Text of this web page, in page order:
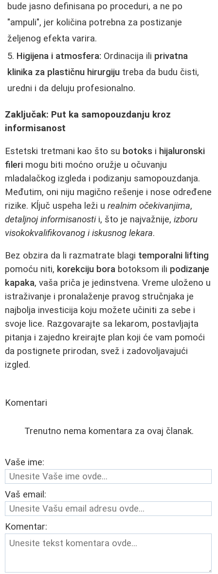
bude jasno definisana po proceduri, a ne po
"ampuli", jer količina potrebna za postizanje
željenog efekta varira.
Higijena i atmosfera: Ordinacija ili privatna
klinika za plastičnu hirurgiju treba da budu čisti,
uredni i da deluju profesionalno.
Zaključak: Put ka samopouzdanju kroz
informisanost
Estetski tretmani kao što su botoks i hijaluronski
fileri mogu biti moćno oružje u očuvanju
mladalačkog izgleda i podizanju samopouzdanja.
Međutim, oni niju magično rešenje i nose određene
rizike. Kĺjuč uspeha leži u realnim očekivanjima,
detaljnoj informisanostii, što je najvažnije, izboru
visokokvalifikovanog i iskusnog lekara.
Bez obzira da li razmatrate blagi temporalni lifting
pomoću niti, korekciju bora botoksom ili podizanje
kapaka, vaša priča je jedinstvena. Vreme uloženo u
istraživanje i pronalaženje pravog stručnjaka je
najbolja investicija koju možete učiniti za sebe i
svoje lice. Razgovarajte sa lekarom, postavljajta
pitanja i zajedno kreirajte plan koji će vam pomoći
da postignete prirodan, svež i zadovoljavajući
izgled.
Komentari
Trenutno nema komentara za ovaj članak.
Vaše ime:
Vaš email:
Komentar: